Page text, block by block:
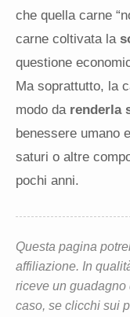
che quella carne
carne coltivata la
questione
Ma soprattutto, la
modo da renderla
benessere umano
saturi o altre
pochi anni.
Questa pagina
affiliazione. In
riceve un
caso, se clicchi sui